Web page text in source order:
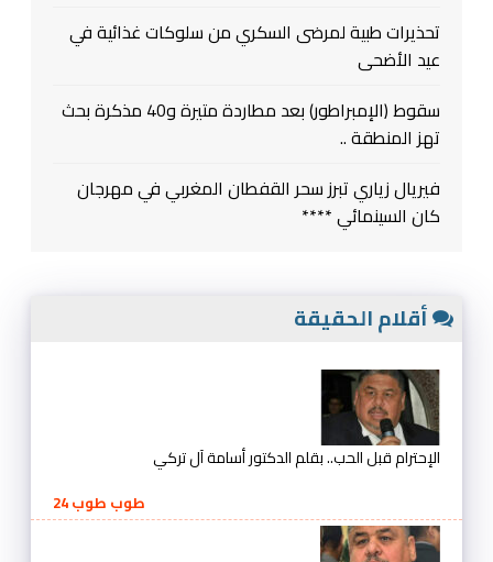
تحذيرات طبية لمرضى السكري من سلوكات غذائية في
عيد الأضحى
سقوط (الإمبراطور) بعد مطاردة متيرة و40 مذكرة بحث
تهز المنطقة ..
فيريال زياري تبرز سحر القفطان المغربي في مهرجان
كان السينمائي ****
أقلام الحقيقة
الإحترام قبل الحب.. بقلم الدكتور أسامة آل تركي
طوب طوب 24